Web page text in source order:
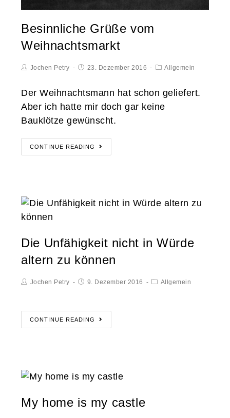
Besinnliche Grüße vom
Weihnachtsmarkt
Jochen Petry 23. Dezember 2016 Allgemein
Der Weihnachtsmann hat schon geliefert.
Aber ich hatte mir doch gar keine
Bauklötze gewünscht.
CONTINUE READING
Die Unfähigkeit nicht in Würde
altern zu können
Jochen Petry 9. Dezember 2016 Allgemein
CONTINUE READING
My home is my castle